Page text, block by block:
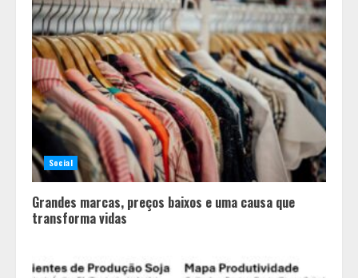
Social
Grandes marcas, preços baixos e uma causa que
transforma vidas